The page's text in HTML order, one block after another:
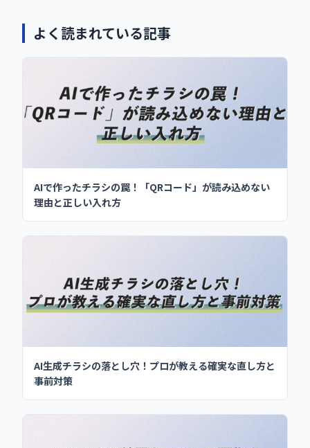
よく読まれている記事
AIで作ったチラシの罠！「QRコード」が読み込めない
理由と正しい入れ方
AI生成チラシの落とし穴！プロが教える確実な直し方と
事前対策